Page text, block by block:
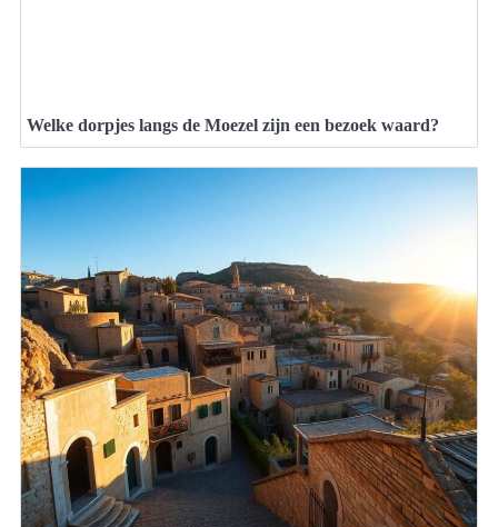
Welke dorpjes langs de Moezel zijn een bezoek waard?